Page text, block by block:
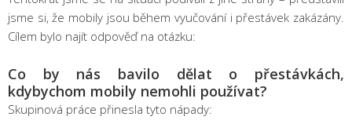
jsme si, že mobily jsou během vyučování i přestávek zakázány.
Cílem bylo najít odpověď na otázku:
Co by nás bavilo dělat o přestávkách,
kdybychom mobily nemohli používat?
Skupinová práce přinesla tyto nápady: